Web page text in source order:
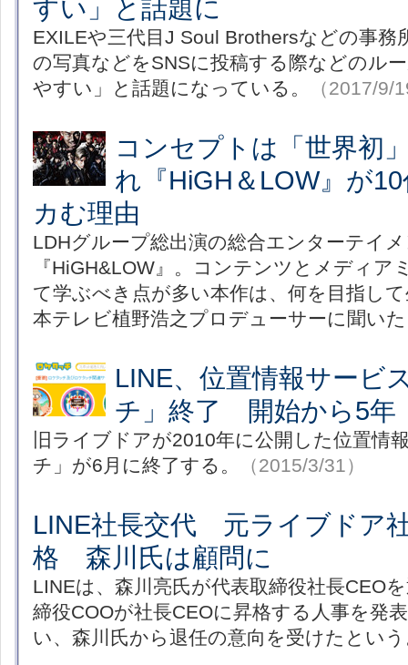
すい」と話題に
EXILEや三代目J Soul Brothersなどの事務
の写真などをSNSに投稿する際などのル
やすい」と話題になっている。
（2017/9/
コンセプトは「世界初
れ『HiGH＆LOW』が
カむ理由
LDHグループ総出演の総合エンターテイ
『HiGH&LOW』。コンテンツとメディア
て学ぶべき点が多い本作は、何を目指し
本テレビ植野浩之プロデューサーに聞い
LINE、位置情報サービ
チ」終了 開始から5年
旧ライブドアが2010年に公開した位置情
チ」が6月に終了する。
（2015/3/31）
LINE社長交代 元ライブドア
格 森川氏は顧問に
LINEは、森川亮氏が代表取締役社長CEO
締役COOが社長CEOに昇格する人事を発
い、森川氏から退任の意向を受けたとい